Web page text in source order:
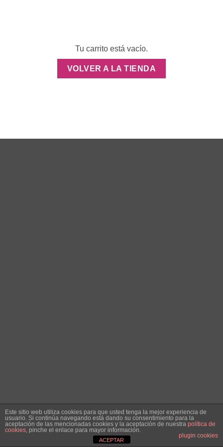
Tu carrito está vacío.
VOLVER A LA TIENDA
Este sitio web utiliza cookies para que usted tenga la mejor experiencia de
usuario. Si continúa navegando está dando su consentimiento para la
aceptación de las mencionadas cookies y la aceptación de nuestra política de
cookies, pinche el enlace para mayor información.
plugin cookies
ACEPTAR